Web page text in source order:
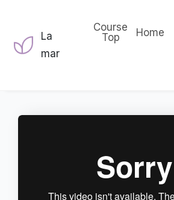
La
mar
Course
Top
Home